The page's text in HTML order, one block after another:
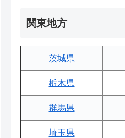
関東地方
茨城県
栃木県
群馬県
埼玉県